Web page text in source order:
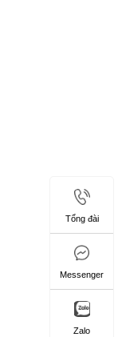
Tổng đài
Messenger
Zalo